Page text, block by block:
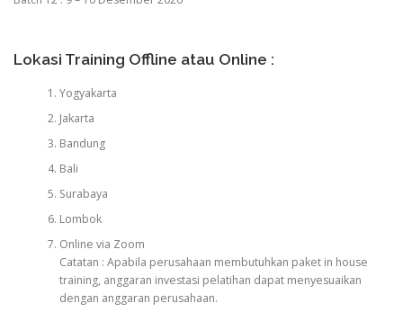
Lokasi Training Offline atau Online :
Yogyakarta
Jakarta
Bandung
Bali
Surabaya
Lombok
Online via Zoom
Catatan : Apabila perusahaan membutuhkan paket in house
training, anggaran investasi pelatihan dapat menyesuaikan
dengan anggaran perusahaan.